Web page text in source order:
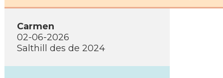
Carmen
02-06-2026
Salthill des de 2024